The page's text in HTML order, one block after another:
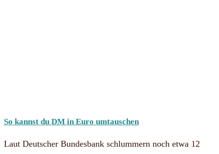
So kannst du DM in Euro umtauschen
Laut Deutscher Bundesbank schlummern noch etwa 12